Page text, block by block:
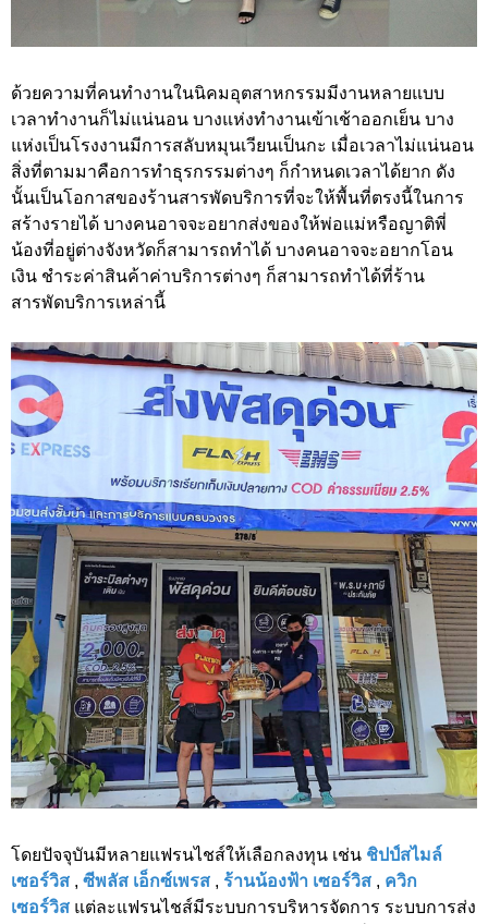
ด้วยความที่คนทำงานในนิคมอุตสาหกรรมมีงานหลายแบบ
เวลาทำงานก็ไม่แน่นอน บางแห่งทำงานเข้าเช้าออกเย็น บาง
แห่งเป็นโรงงานมีการสลับหมุนเวียนเป็นกะ เมื่อเวลาไม่แน่นอน
สิ่งที่ตามมาคือการทำธุรกรรมต่างๆ ก็กำหนดเวลาได้ยาก ดัง
นั้นเป็นโอกาสของร้านสารพัดบริการที่จะให้พื้นที่ตรงนี้ในการ
สร้างรายได้ บางคนอาจจะอยากส่งของให้พ่อแม่หรือญาติพี่
น้องที่อยู่ต่างจังหวัดก็สามารถทำได้ บางคนอาจจะอยากโอน
เงิน ชำระค่าสินค้าค่าบริการต่างๆ ก็สามารถทำได้ที่ร้าน
สารพัดบริการเหล่านี้
โดยปัจจุบันมีหลายแฟรนไชส์ให้เลือกลงทุน เช่น ชิปป์สไมล์
เซอร์วิส , ซีพลัส เอ็กซ์เพรส , ร้านน้องฟ้า เซอร์วิส , ควิก
เซอร์วิส แต่ละแฟรนไชส์มีระบบการบริหารจัดการ ระบบการส่ง